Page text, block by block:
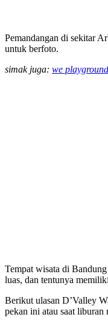
Pemandangan di sekitar
untuk berfoto.
simak juga: we
Tempat wisata di
luas, dan tentunya
Berikut ulasan D’Valley
pekan ini atau saat liburan